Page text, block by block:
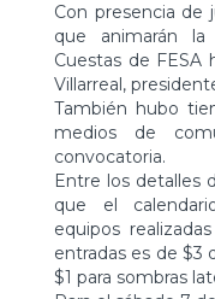
Con presencia de
que animarán la
Cuestas de FESA
Villarreal,
También hubo
medios de
convocatoria.
Entre los detalles
que el
equipos
entradas es de $3
$1 para sombras